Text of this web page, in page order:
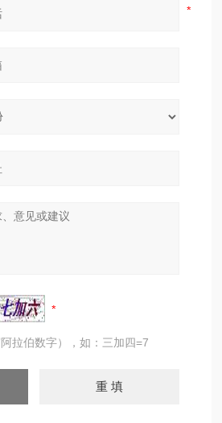
拉伯数字），如：三加四=7